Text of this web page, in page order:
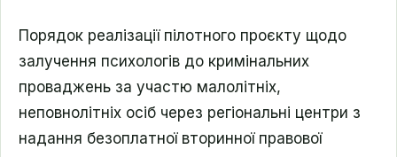
Порядок реалізації пілотного проєкту щодо
залучення психологів до кримінальних
проваджень за участю малолітніх,
неповнолітніх осіб через регіональні центри з
надання безоплатної вторинної правової